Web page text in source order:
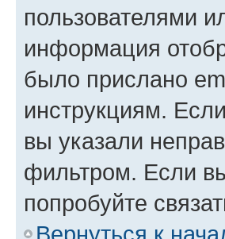
пользователями
информация
было прислано
инструкциям.
вы указали
фильтром. Если
попробуйте
Вернуться к